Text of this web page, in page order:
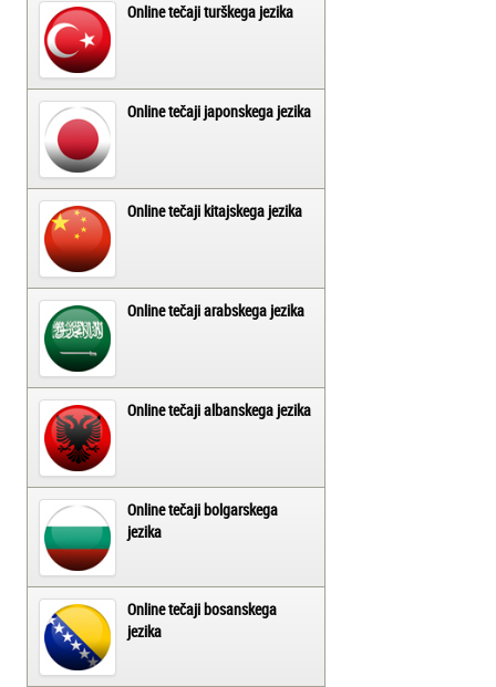
Online tečaji turškega jezika
Online tečaji japonskega jezika
Online tečaji kitajskega jezika
Online tečaji arabskega jezika
Online tečaji albanskega jezika
Online tečaji bolgarskega
jezika
Online tečaji bosanskega
jezika